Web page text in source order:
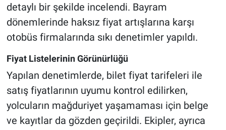
detaylı bir şekilde incelendi. Bayram
dönemlerinde haksız fiyat artışlarına karşı
otobüs firmalarında sıkı denetimler yapıldı.
Fiyat Listelerinin Görünürlüğü
Yapılan denetimlerde, bilet fiyat tarifeleri ile
satış fiyatlarının uyumu kontrol edilirken,
yolcuların mağduriyet yaşamaması için belge
ve kayıtlar da gözden geçirildi. Ekipler, ayrıca